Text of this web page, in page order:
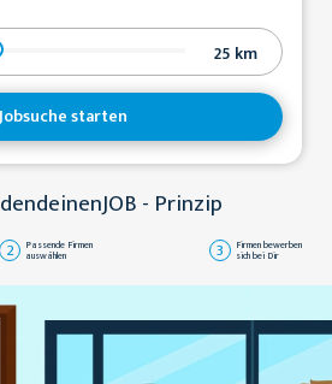
25 km
starten
- Prinzip
2 Passende Firmen
auswählen 3 Firmen bewerben
sich bei Dir